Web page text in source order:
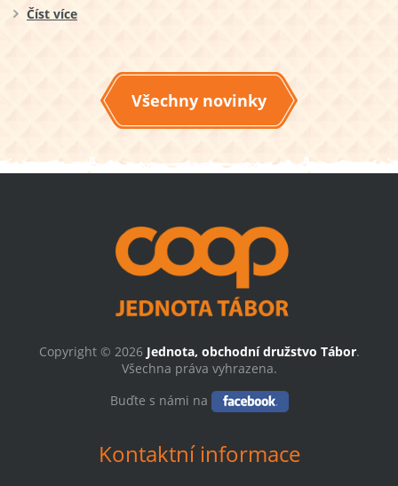
Číst více
Všechny novinky
Copyright © 2026 Jednota, obchodní družstvo Tábor.
Všechna práva vyhrazena.
Buďte s námi na
Kontaktní informace